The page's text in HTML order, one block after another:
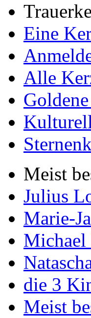
Eine
Alle
Meist
Julius
Marie-
die 3
Meist